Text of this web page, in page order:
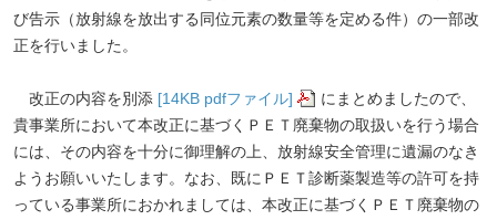
び告示（放射線を放出する同位元素の数量等を定める件）の一部改
正を行いました。
改正の内容を別添 [14KB pdfファイル]
にまとめましたので、
貴事業所において本改正に基づくＰＥＴ廃棄物の取扱いを行う場合
には、その内容を十分に御理解の上、放射線安全管理に遺漏のなき
ようお願いいたします。なお、既にＰＥＴ診断薬製造等の許可を持
っている事業所におかれましては、本改正に基づくＰＥＴ廃棄物の